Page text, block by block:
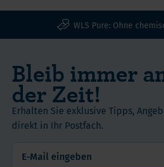
WLS Pure: Ohne
Bleib immer
der Zeit!
Erhalten Sie exklusive Tipps,
direkt in Ihr Postfach.